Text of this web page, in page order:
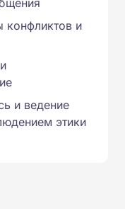
конфликтов и
и ведение
этики